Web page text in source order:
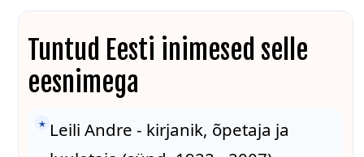
Tuntud Eesti inimesed selle
eesnimega
★ Leili Andre - kirjanik, õpetaja ja